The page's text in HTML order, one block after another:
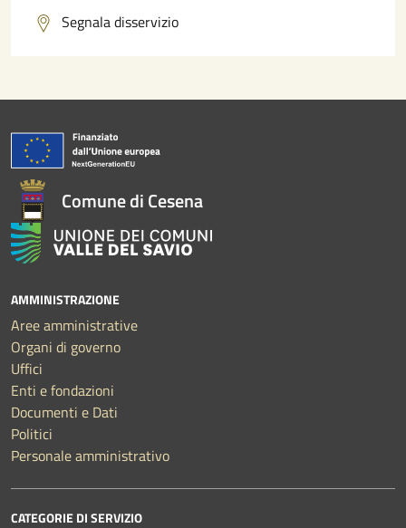
Segnala disservizio
Comune di Cesena
AMMINISTRAZIONE
Aree amministrative
Organi di governo
Uffici
Enti e fondazioni
Documenti e Dati
Politici
Personale amministrativo
CATEGORIE DI SERVIZIO